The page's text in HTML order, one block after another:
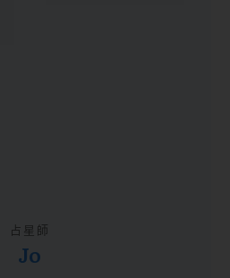
占星師
Jo